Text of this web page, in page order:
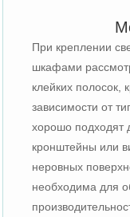
При креплении
шкафами
клейких полосок,
зависимости от
хорошо подходят
кронштейны или
неровных
необходима для